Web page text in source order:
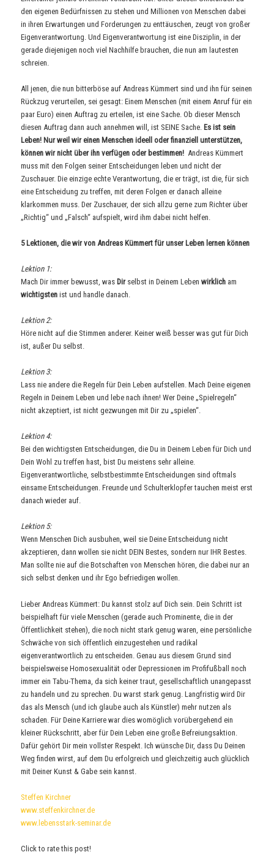
den eigenen Bedürfnissen zu stehen und Millionen von Menschen dabei
in ihren Erwartungen und Forderungen zu enttäuschen, zeugt von großer
Eigenverantwortung. Und Eigenverantwortung ist eine Disziplin, in der
gerade diejenigen noch viel Nachhilfe brauchen, die nun am lautesten
schreien.
All jenen, die nun bitterböse auf Andreas Kümmert sind und ihn für seinen
Rückzug verurteilen, sei gesagt: Einem Menschen (mit einem Anruf für ein
paar Euro) einen Auftrag zu erteilen, ist eine Sache. Ob dieser Mensch
diesen Auftrag dann auch annehmen will, ist SEINE Sache.Es ist sein
Leben! Nur weil wir einen Menschen ideell oder finanziell unterstützen,
können wir nicht über ihn verfügen oder bestimmen! Andreas Kümmert
muss mit den Folgen seiner Entscheidungen leben und nicht der
Zuschauer. Die einzige echte Verantwortung, die er trägt, ist die, für sich
eine Entscheidung zu treffen, mit deren Folgen er danach alleine
klarkommen muss. Der Zuschauer, der sich allzu gerne zum Richter über
„Richtig“ und „Falsch“ aufspielt, wird ihm dabei nicht helfen.
5 Lektionen, die wir von Andreas Kümmert für unser Leben lernen können
Lektion 1:
Mach Dir immer bewusst, was Dirselbst in Deinem Lebenwirklich am
wichtigsten ist und handle danach.
Lektion 2:
Höre nicht auf die Stimmen anderer. Keiner weiß besser was gut für Dich
ist, außer Du selbst.
Lektion 3:
Lass nie andere die Regeln für Dein Leben aufstellen. Mach Deine eigenen
Regeln in Deinem Leben und lebe nach ihnen! Wer Deine „Spielregeln“
nicht akzeptiert, ist nicht gezwungen mit Dir zu „spielen“.
Lektion 4:
Bei den wichtigsten Entscheidungen, die Du in Deinem Leben für Dich und
Dein Wohl zu treffen hast, bist Du meistens sehr alleine.
Eigenverantwortliche, selbstbestimmte Entscheidungen sind oftmals
einsame Entscheidungen. Freunde und Schulterklopfer tauchen meist erst
danach wieder auf.
Lektion 5:
Wenn Menschen Dich ausbuhen, weil sie Deine Entscheidung nicht
akzeptieren, dann wollen sie nicht DEIN Bestes, sondern nur IHR Bestes.
Man sollte nie auf die Botschaften von Menschen hören, die dabei nur an
sich selbst denken und ihr Ego befriedigen wollen.
Lieber Andreas Kümmert: Du kannst stolz auf Dich sein. Dein Schritt ist
beispielhaft für viele Menschen (gerade auch Prominente, die in der
Öffentlichkeit stehen), die noch nicht stark genug waren, eine persönliche
Schwäche von sich öffentlich einzugestehen und radikal
eigenverantwortlich zu entscheiden. Genau aus diesem Grund sind
beispielsweise Homosexualität oder Depressionen im Profifußball noch
immer ein Tabu-Thema, da sich keiner traut, gesellschaftlich unangepasst
zu handeln und zu sprechen. Du warst stark genug. Langfristig wird Dir
das als Mensch (und ich glaube auch als Künstler) mehr nutzen als
schaden. Für Deine Karriere war dies womöglich vorübergehend ein
kleiner Rückschritt, aber für Dein Leben eine große Befreiungsaktion.
Dafür gehört Dir mein vollster Respekt. Ich wünsche Dir, dass Du Deinen
Weg finden wirst, auf dem Du erfolgreich und gleichzeitig auch glücklich
mit Deiner Kunst & Gabe sein kannst.
Steffen Kirchner
www.steffenkirchner.de
www.lebensstark-seminar.de
Click to rate this post!